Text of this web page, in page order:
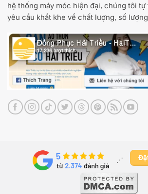
hệ thống máy móc hiện đại, chúng tôi tự
yêu cầu khắt khe về chất lượng, số
⋰ ​